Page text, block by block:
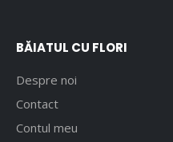
BĂIATUL CU FLORI
Despre noi
Contact
Contul meu